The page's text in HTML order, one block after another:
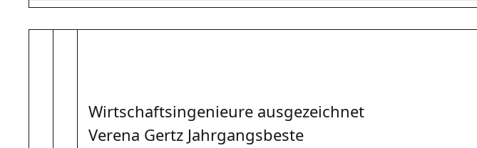
Wirtschaftsingenieure ausgezeichnet
Verena Gertz Jahrgangsbeste